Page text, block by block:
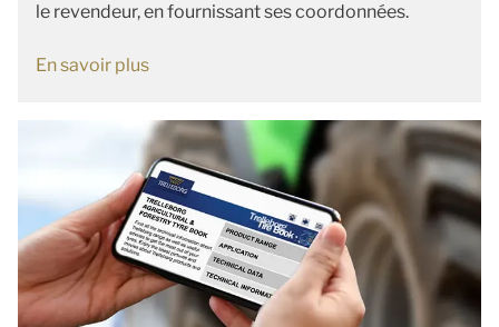
le revendeur, en fournissant ses coordonnées.
En savoir plus